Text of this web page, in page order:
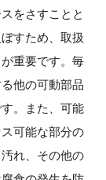
をさすことと
すため、取扱
重要です。毎
他の可動部品
。また、可能
可能な部分の
れ、その他の